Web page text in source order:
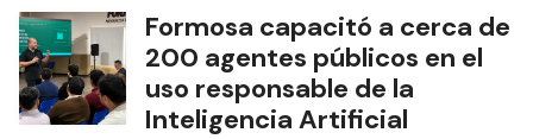
Formosa capacitó a cerca de
200 agentes públicos en el
uso responsable de la
Inteligencia Artificial